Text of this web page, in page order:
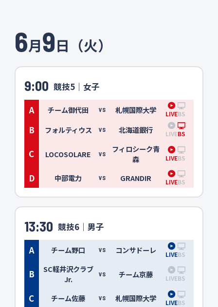
6月9日（火）
9:00 競技5｜女子
A
チーム御代田 VS 札幌国際大学 LIVEBS
B フォルティウス VS 北海道銀行 LIVEBS
C LOCOSOLARE VS
フィロシーク青
森
LIVEBS
D 中部電力 VS GRANDIR LIVEBS
13:30 競技6｜男子
A
チーム野口 VS コンサドーレ LIVEBS
B
SC軽井沢クラブ
Jr.
VS チーム京藤 LIVEBS
C チーム佐藤 VS 札幌国際大学 LIVEBS